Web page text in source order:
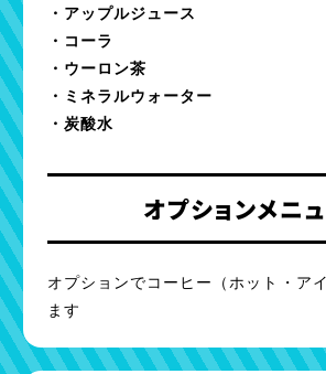
・アップルジュース
・コーラ
・ウーロン茶
・ミネラルウォーター
・炭酸水
オプションメニ
オプションでコーヒー（ホット・ア
ます